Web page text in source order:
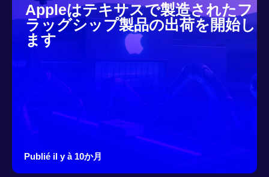
Appleはテキサスで製造されたフ
ラッグシップ製品の出荷を開始し
ます
Publié il y à 10か月